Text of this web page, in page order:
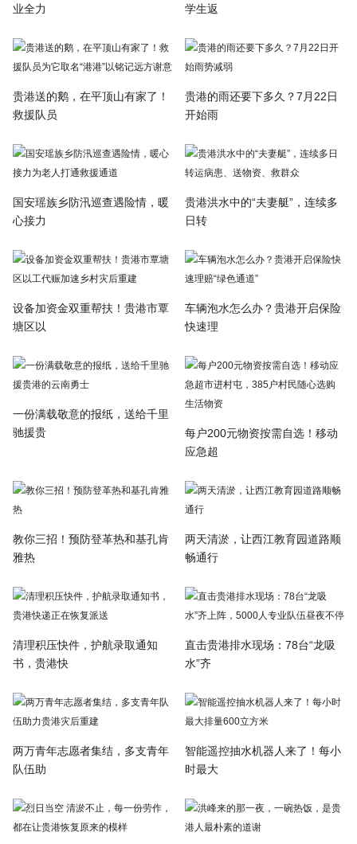
业全力
学生返
贵港送的鹅，在平顶山有家了！
救援队员
贵港的雨还要下多久？7月22日
开始雨
国安瑶族乡防汛巡查遇险情，暖
心接力
贵港洪水中的“夫妻艇”，连续多
日转
设备加资金双重帮扶！贵港市覃
塘区以
车辆泡水怎么办？贵港开启保险
快速理
一份满载敬意的报纸，送给千里
驰援贵
每户200元物资按需自选！移动
应急超
教你三招！预防登革热和基孔肯
雅热
两天清淤，让西江教育园道路顺
畅通行
清理积压快件，护航录取通知
书，贵港快
直击贵港排水现场：78台“龙吸
水”齐
两万青年志愿者集结，多支青年
队伍助
智能遥控抽水机器人来了！每小
时最大